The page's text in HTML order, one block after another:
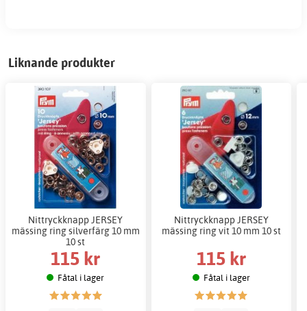
Liknande produkter
Nittryckknapp JERSEY
mässing ring silverfärg 10 mm
10 st
115 kr
Fåtal i lager
Nittryckknapp JERSEY
mässing ring vit 10 mm 10 st
115 kr
Fåtal i lager